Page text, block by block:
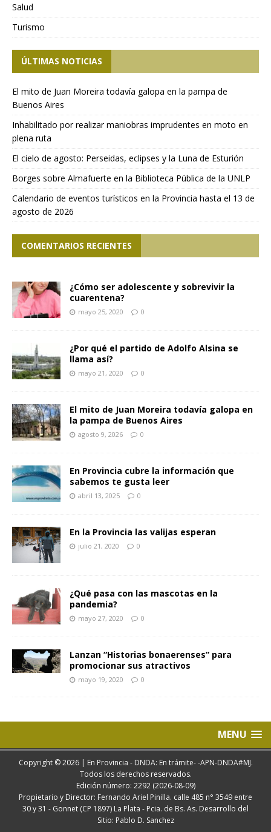
Salud
Turismo
ÚLTIMAS NOTICIAS
El mito de Juan Moreira todavía galopa en la pampa de
Buenos Aires
Inhabilitado por realizar maniobras imprudentes en moto en
plena ruta
El cielo de agosto: Perseidas, eclipses y la Luna de Esturión
Borges sobre Almafuerte en la Biblioteca Pública de la UNLP
Calendario de eventos turísticos en la Provincia hasta el 13 de
agosto de 2026
COMENTARIOS RECIENTES
¿Cómo ser adolescente y sobrevivir la
cuarentena?
mayo 25, 2020 0
¿Por qué el partido de Adolfo Alsina se
llama así?
mayo 21, 2020 0
El mito de Juan Moreira todavía galopa en
la pampa de Buenos Aires
agosto 9, 2026 0
En Provincia cubre la información que
sabemos te gusta leer
abril 13, 2025 0
En la Provincia las valijas esperan
julio 21, 2020 0
¿Qué pasa con las mascotas en la
pandemia?
mayo 27, 2020 0
Lanzan “Historias bonaerenses” para
promocionar sus atractivos
mayo 19, 2020 0
MENU
Copyright © 2026 | En Provincia - DNDA: En trámite- -APN-DNDA#MJ.
Todos los derechos reservados.
Edición número: 2292 (2026-08-09)
Propietario y Director: Fernando Ariel Pinilla. calle 485 n° 3549 entre
30 y 31 - Gonnet (CP 1897) La Plata - Pcia. de Bs. As. Desarrollo del
Sitio: Pablo D. Sanchez